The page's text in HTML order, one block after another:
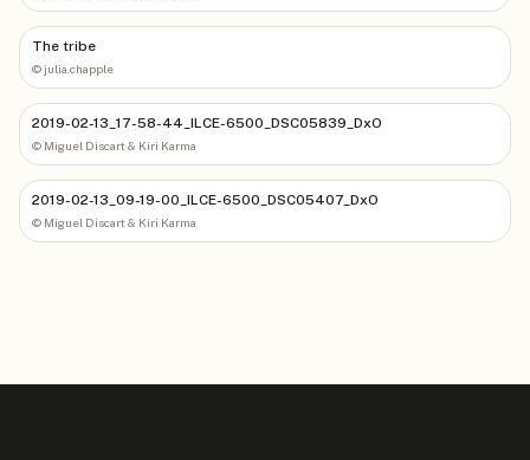
The tribe
© julia.chapple
2019-02-13_17-58-44_ILCE-6500_DSC05839_DxO
© Miguel Discart & Kiri Karma
2019-02-13_09-19-00_ILCE-6500_DSC05407_DxO
© Miguel Discart & Kiri Karma